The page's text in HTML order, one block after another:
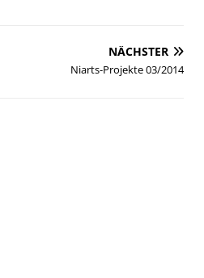
NÄCHSTER
Niarts-Projekte 03/2014